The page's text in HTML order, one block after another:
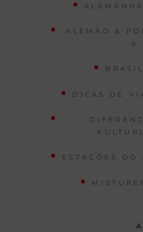
ALEMÃO &
&
DICAS DE
ESTAÇÕES